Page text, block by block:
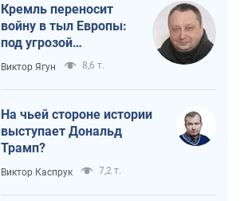
Кремль переносит
войну в тыл Европы:
под угрозой
критическая
логистика
Виктор Ягун 8,6 т.
На чьей стороне истории
выступает Дональд
Трамп?
Виктор Каспрук 7,2 т.